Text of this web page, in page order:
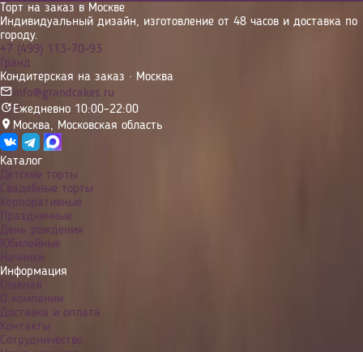
Торт на заказ в Москве
Индивидуальный дизайн, изготовление от 48 часов и доставка по
городу.
+7 (499) 113-70-93
Гранд
Кондитерская на заказ · Москва
info@grandcakes.ru
Ежедневно 10:00–22:00
Москва, Московская область
Каталог
Детские торты
Свадебные торты
Корпоративные
Праздничные
День рождения
Юбилейные
Начинки
Информация
Главная
О компании
Доставка и оплата
Контакты
Сотрудничество